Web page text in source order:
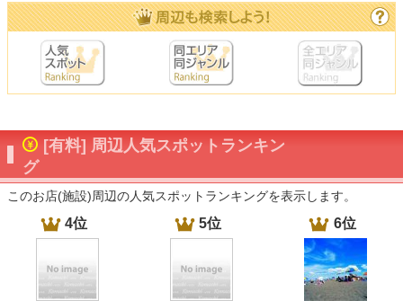
[有料] 周辺人気スポットランキン
グ
このお店(施設)周辺の人気スポットランキングを表示します。
4位 5位 6位